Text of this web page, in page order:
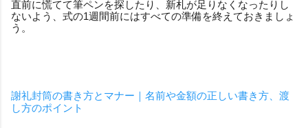
直前に慌てて筆ペンを探したり、新札が足りなくなったりし
ないよう、式の1週間前にはすべての準備を終えておきましょ
う。
謝礼封筒の書き方とマナー｜名前や金額の正しい書き方、渡
し方のポイント